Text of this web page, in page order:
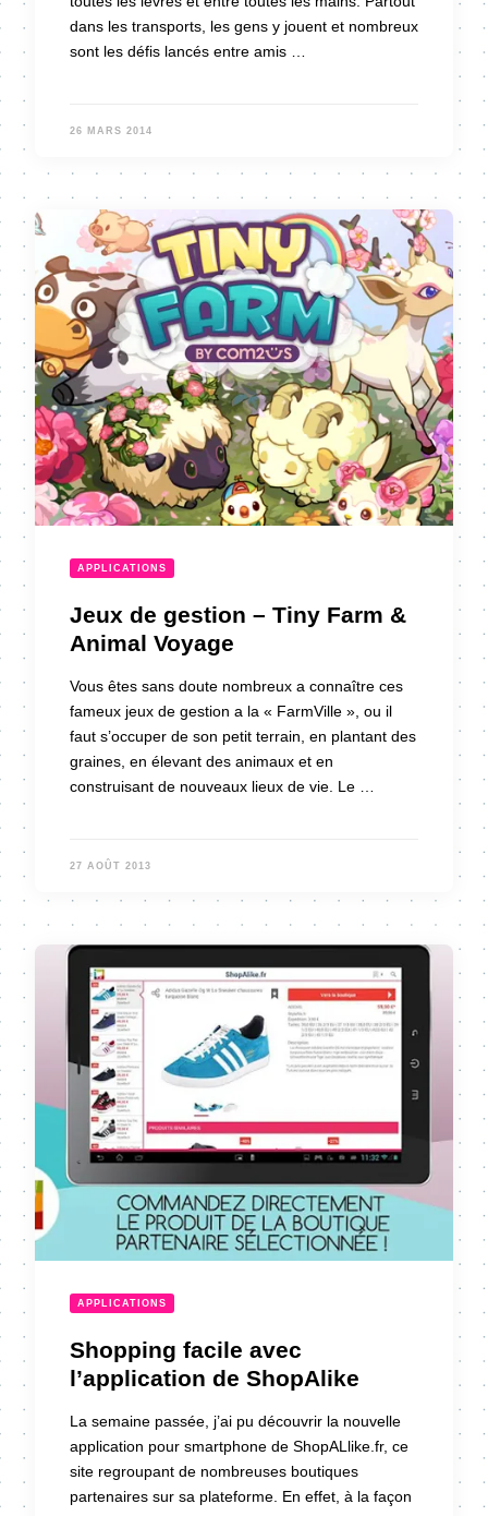
dans les transports, les gens y jouent et nombreux
sont les défis lancés entre amis …
26 MARS 2014
APPLICATIONS
Jeux de gestion – Tiny Farm &
Animal Voyage
Vous êtes sans doute nombreux a connaître ces
fameux jeux de gestion a la « FarmVille », ou il
faut s’occuper de son petit terrain, en plantant des
graines, en élevant des animaux et en
construisant de nouveaux lieux de vie. Le …
27 AOÛT 2013
APPLICATIONS
Shopping facile avec
l’application de ShopAlike
La semaine passée, j’ai pu découvrir la nouvelle
application pour smartphone de ShopALlike.fr, ce
site regroupant de nombreuses boutiques
partenaires sur sa plateforme. En effet, à la façon